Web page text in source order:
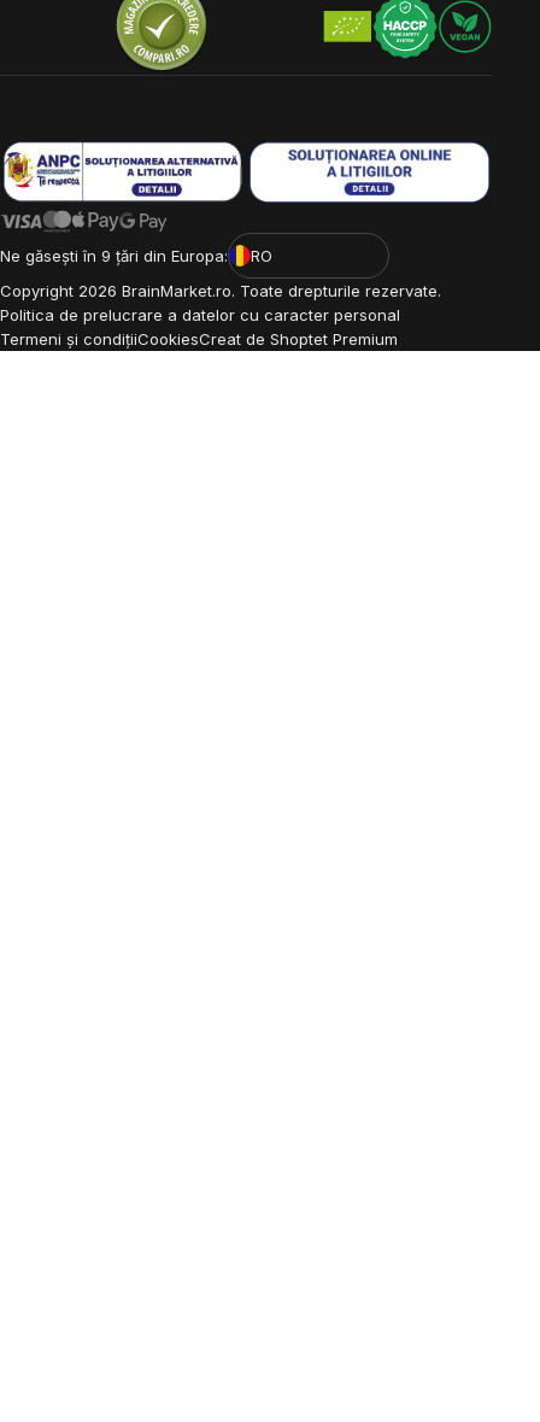
Ne găsești în 9 țări din Europa:
RO
Copyright 2026 BrainMarket.ro. Toate drepturile rezervate.
Politica de prelucrare a datelor cu caracter personal
Termeni și condițiiCookiesCreat de Shoptet Premium